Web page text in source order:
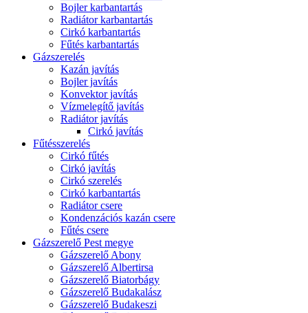
Bojler karbantartás
Radiátor karbantartás
Cirkó karbantartás
Fűtés karbantartás
Gázszerelés
Kazán javítás
Bojler javítás
Konvektor javítás
Vízmelegítő javítás
Radiátor javítás
Cirkó javítás
Fűtésszerelés
Cirkó fűtés
Cirkó javítás
Cirkó szerelés
Cirkó karbantartás
Radiátor csere
Kondenzációs kazán csere
Fűtés csere
Gázszerelő Pest megye
Gázszerelő Abony
Gázszerelő Albertirsa
Gázszerelő Biatorbágy
Gázszerelő Budakalász
Gázszerelő Budakeszi